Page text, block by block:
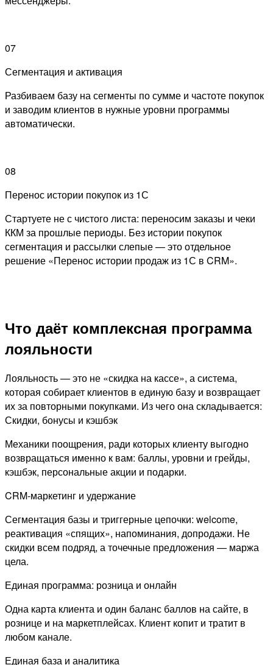
07
Сегментация и активация
Разбиваем базу на сегменты по сумме и частоте покупок
и заводим клиентов в нужные уровни программы
автоматически.
08
Перенос истории покупок из 1С
Стартуете не с чистого листа: переносим заказы и чеки
ККМ за прошлые периоды. Без истории покупок
сегментация и рассылки слепые — это отдельное
решение «Перенос истории продаж из 1С в CRM».
Что даёт комплексная программа
лояльности
Лояльность — это не «скидка на кассе», а система,
которая собирает клиентов в единую базу и возвращает
их за повторными покупками. Из чего она складывается:
Скидки, бонусы и кэшбэк
Механики поощрения, ради которых клиенту выгодно
возвращаться именно к вам: баллы, уровни и грейды,
кэшбэк, персональные акции и подарки.
CRM-маркетинг и удержание
Сегментация базы и триггерные цепочки: welcome,
реактивация «спящих», напоминания, допродажи. Не
скидки всем подряд, а точечные предложения — маржа
цела.
Единая программа: розница и онлайн
Одна карта клиента и один баланс баллов на сайте, в
рознице и на маркетплейсах. Клиент копит и тратит в
любом канале.
Единая база и аналитика